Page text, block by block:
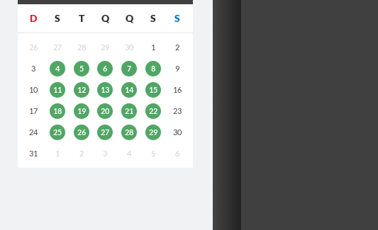
D S T Q Q S S
26 27 28 29 30 1 2
3 4 5 6 7 8 9
10 11 12 13 14 15 16
17 18 19 20 21 22 23
24 25 26 27 28 29 30
31 1 2 3 4 5 6